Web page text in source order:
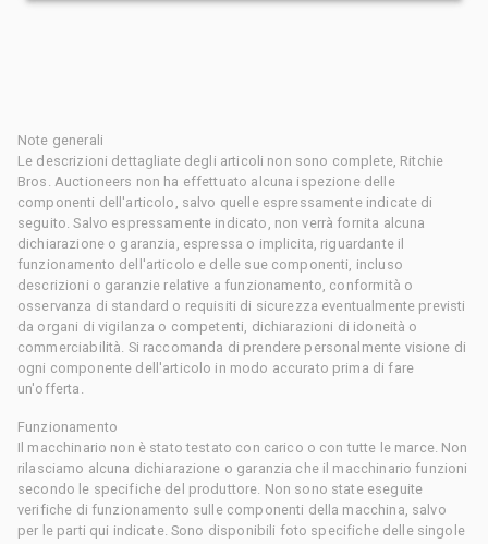
Note generali
Le descrizioni dettagliate degli articoli non sono complete, Ritchie
Bros. Auctioneers non ha effettuato alcuna ispezione delle
componenti dell'articolo, salvo quelle espressamente indicate di
seguito. Salvo espressamente indicato, non verrà fornita alcuna
dichiarazione o garanzia, espressa o implicita, riguardante il
funzionamento dell'articolo e delle sue componenti, incluso
descrizioni o garanzie relative a funzionamento, conformità o
osservanza di standard o requisiti di sicurezza eventualmente previsti
da organi di vigilanza o competenti, dichiarazioni di idoneità o
commerciabilità. Si raccomanda di prendere personalmente visione di
ogni componente dell'articolo in modo accurato prima di fare
un'offerta.
Funzionamento
Il macchinario non è stato testato con carico o con tutte le marce. Non
rilasciamo alcuna dichiarazione o garanzia che il macchinario funzioni
secondo le specifiche del produttore. Non sono state eseguite
verifiche di funzionamento sulle componenti della macchina, salvo
per le parti qui indicate. Sono disponibili foto specifiche delle singole